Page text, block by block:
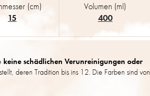
keine schädlichen Verunreinigungen oder
deren Tradition bis ins 12. Die Farben sind von
(cm)
15
Volumen (ml)
400